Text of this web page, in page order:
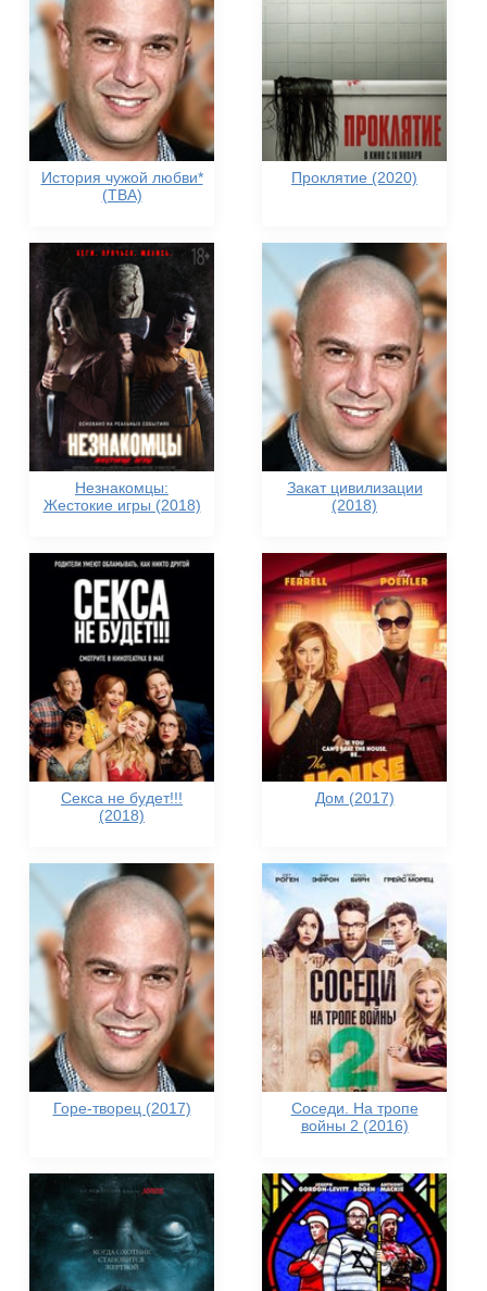
История чужой любви*
(TBA)
Проклятие (2020)
Незнакомцы:
Жестокие игры (2018)
Закат цивилизации
(2018)
Секса не будет!!!
(2018)
Дом (2017)
Горе-творец (2017)
Соседи. На тропе
войны 2 (2016)